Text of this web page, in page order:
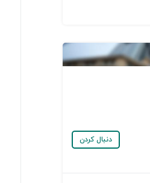
دنبال کردن